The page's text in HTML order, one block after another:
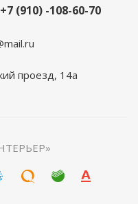
(910) -108-60-70
проезд, 14а